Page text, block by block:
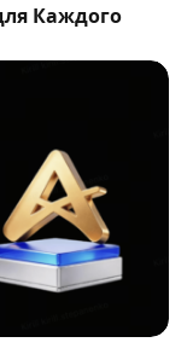
Каждого